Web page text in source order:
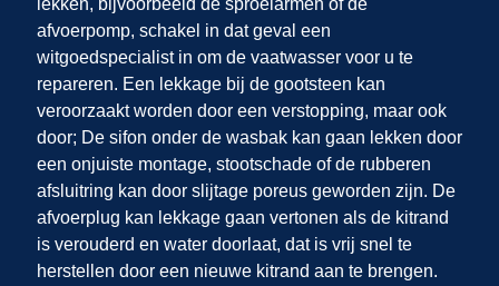
afvoerpomp, schakel in dat geval een
witgoedspecialist in om de vaatwasser voor u te
repareren. Een lekkage bij de gootsteen kan
veroorzaakt worden door een verstopping, maar ook
door; De sifon onder de wasbak kan gaan lekken door
een onjuiste montage, stootschade of de rubberen
afsluitring kan door slijtage poreus geworden zijn. De
afvoerplug kan lekkage gaan vertonen als de kitrand
is verouderd en water doorlaat, dat is vrij snel te
herstellen door een nieuwe kitrand aan te brengen.